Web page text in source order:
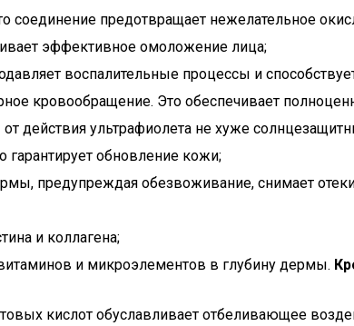
соединение предотвращает нежелательное
эффективное омоложение лица;
воспалительные процессы и
кровообращение. Это обеспечивает
действия ультрафиолета не хуже
гарантирует обновление кожи;
предупреждая обезвоживание, снимает
и коллагена;
и микроэлементов в глубину дермы.
кислот обуславливает отбеливающее